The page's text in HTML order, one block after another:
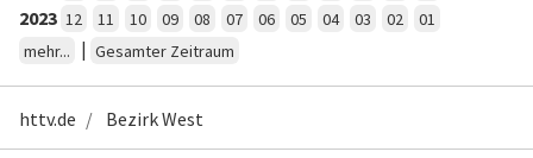
2023 12 11 10 09 08 07 06 05 04 03 02
01
mehr...
| Gesamter Zeitraum
httv.de Bezirk West